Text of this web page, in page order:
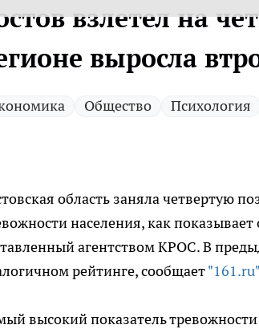
взлетел на
выросла
Общество Психология
область заняла четвертую
населения, как
агентством КРОС. В
рейтинге, сообщает"161.ru"
высокий показатель